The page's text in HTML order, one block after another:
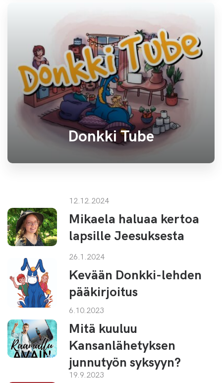
Donkki Tube
12.12.2024
Mikaela haluaa kertoa
lapsille Jeesuksesta
26.1.2024
Kevään Donkki-lehden
pääkirjoitus
6.10.2023
Mitä kuuluu
Kansanlähetyksen
junnutyön syksyyn?
19.9.2023